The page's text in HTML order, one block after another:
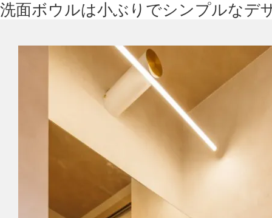
洗面ボウルは小ぶりでシンプルなデ